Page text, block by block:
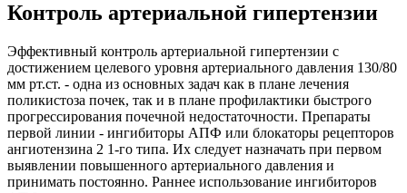
Контроль артериальной гипертензии
Эффективный контроль артериальной гипертензии с
достижением целевого уровня артериального давления 130/80
мм рт.ст. - одна из основных задач как в плане лечения
поликистоза почек, так и в плане профилактики быстрого
прогрессирования почечной недостаточности. Препараты
первой линии - ингибиторы АПФ или блокаторы рецепторов
ангиотензина 2 1-го типа. Их следует назначать при первом
выявлении повышенного артериального давления и
принимать постоянно. Раннее использование ингибиторов